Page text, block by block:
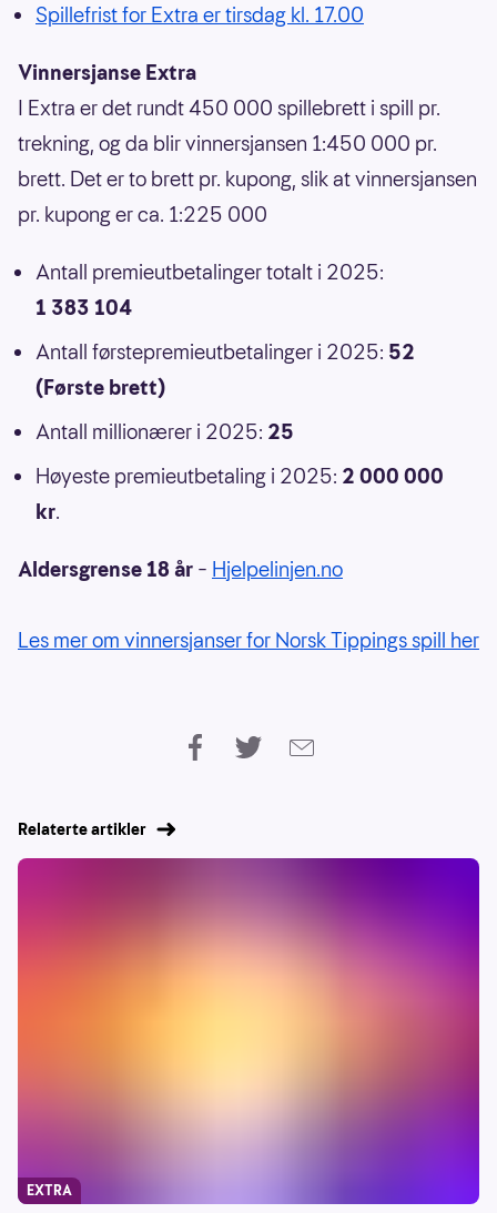
Spillefrist for Extra er tirsdag kl. 17.00
Vinnersjanse Extra
I Extra er det rundt 450 000 spillebrett i spill pr.
trekning, og da blir vinnersjansen 1:450 000 pr.
brett. Det er to brett pr. kupong, slik at vinnersjansen
pr. kupong er ca. 1:225 000
Antall premieutbetalinger totalt i 2025:
1 383 104
Antall førstepremieutbetalinger i 2025: 52
(Første brett)
Antall millionærer i 2025: 25
Høyeste premieutbetaling i 2025: 2 000 000
kr.
Aldersgrense 18 år – Hjelpelinjen.no
Les mer om vinnersjanser for Norsk Tippings spill her
Relaterte artikler
EXTRA